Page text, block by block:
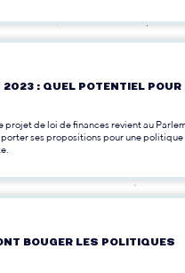
2023 : QUEL POTENTIEL POUR
de loi de finances revient au
porter ses propositions pour une politique
BOUGER LES POLITIQUES